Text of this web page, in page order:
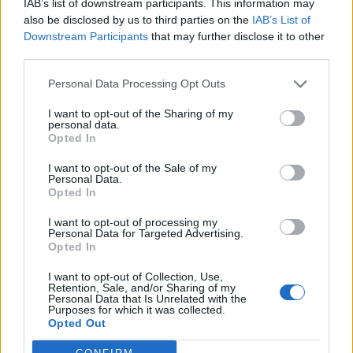
IAB’s list of downstream participants. This information may
also be disclosed by us to third parties on the IAB’s List of
Downstream Participants that may further disclose it to other
Personal Data Processing Opt Outs
I want to opt-out of the Sharing of my
personal data.
Opted In
I want to opt-out of the Sale of my
Personal Data.
Opted In
I want to opt-out of processing my
Personal Data for Targeted Advertising.
Opted In
I want to opt-out of Collection, Use,
Retention, Sale, and/or Sharing of my
Personal Data that Is Unrelated with the
Purposes for which it was collected.
Opted Out
Fotók: A Sepsi–Sic Facebook-oldala, Miska
Brigitta
szóljon hozzá!
Ezek is érdekelhetik